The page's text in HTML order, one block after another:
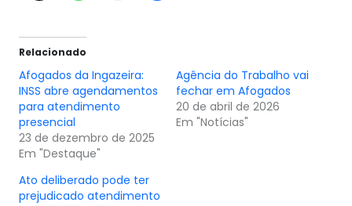
Relacionado
Afogados da Ingazeira:
INSS abre agendamentos
para atendimento
presencial
23 de dezembro de 2025
Em "Destaque"
Agência do Trabalho vai
fechar em Afogados
20 de abril de 2026
Em "Notícias"
Ato deliberado pode ter
prejudicado atendimento